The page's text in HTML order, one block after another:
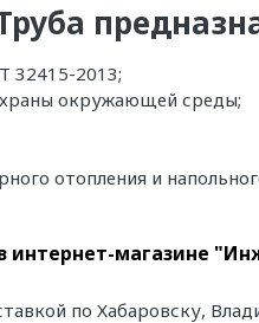
32415-2013;
окружающей среды;
отопления и
магазине
по Хабаровску,